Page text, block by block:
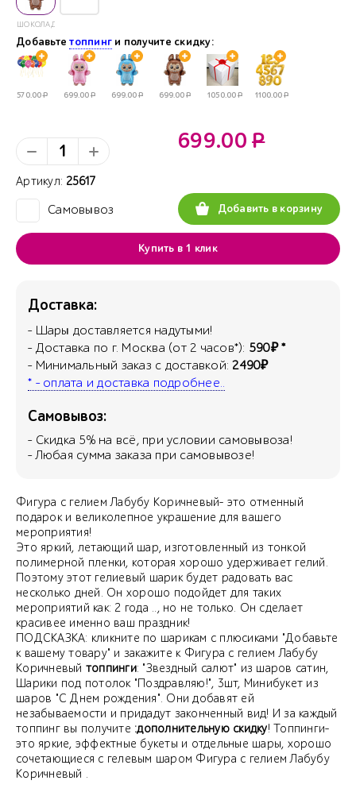
ШОКОЛАДНЫЙ
Добавьтетоппинг и получите скидку:
570.00Р 699.00Р 699.00Р 699.00Р 1050.00Р 1100.00Р
Артикул: 25617
Самовывоз
699.00 Р
Добавить в корзину
Купить в 1 клик
Доставка:
- Шары доставляется надутыми!
- Доставка по г. Москва (от 2 часов*): 590₽ *
- Минимальный заказ с доставкой:2490₽
* - оплата и доставка подробнее..
Самовывоз:
- Скидка 5% на всё, при условии самовывоза!
- Любая сумма заказа при самовывозе!
Фигура с гелием Лабубу Коричневый- это отменный
подарок и великолепное украшение для вашего
мероприятия!
Это яркий, летающий шар, изготовленный из тонкой
полимерной пленки, которая хорошо удерживает гелий.
Поэтому этот гелиевый шарик будет радовать вас
несколько дней. Он хорошо подойдет для таких
мероприятий как: 2 года .., но не только. Он сделает
красивее именно ваш праздник!
ПОДСКАЗКА: кликните по шарикам с плюсиками "Добавьте
к вашему товару" и закажите к Фигура с гелием Лабубу
Коричневый топпинги: "Звездный салют" из шаров сатин,
Шарики под потолок "Поздравляю!", 3шт, Минибукет из
шаров "С Днем рождения". Они добавят ей
незабываемости и придадут законченный вид! И за каждый
топпинг вы получите :дополнительную скидку! Топпинги-
это яркие, эффектные букеты и отдельные шары, хорошо
сочетающиеся с гелевым шаром Фигура с гелием Лабубу
Коричневый .